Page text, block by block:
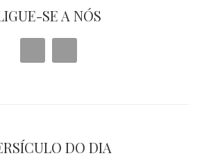
SE A NÓS
DO DIA